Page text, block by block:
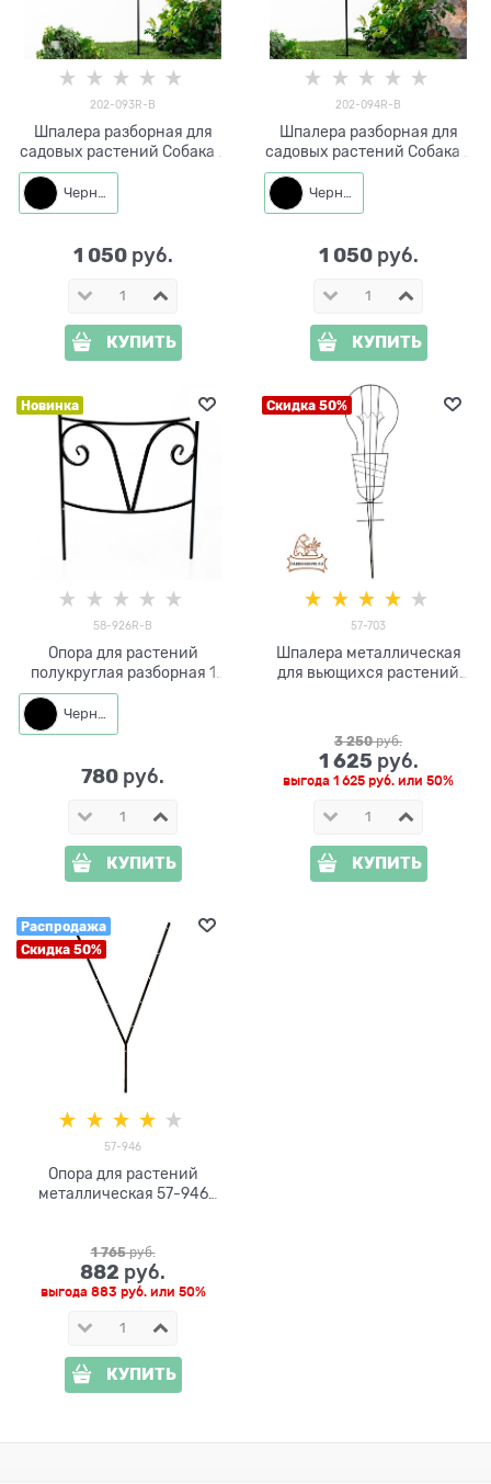
202-093R-B
Шпалера разборная для
садовых растений Собака с
бабочкой 202-093R h=122
Черный
1 050 руб.
КУПИТЬ
202-094R-B
Шпалера разборная для
садовых растений Собака с
бабочкой 202-094R h=125
Черный
1 050 руб.
КУПИТЬ
Новинка
58-926R-B
Опора для растений
полукруглая разборная 1
секция 58-926R-B металл
h=60 см
Черный
780 руб.
КУПИТЬ
Скидка 50%
57-703
Шпалера металлическая
для вьющихся растений
3 250 руб.
1 625 руб.
выгода 1 625 руб. или 50%
КУПИТЬ
Распродажа
Скидка 50%
57-946
Опора для растений
металлическая 57-946
1 765 руб.
882 руб.
выгода 883 руб.или 50%
КУПИТЬ